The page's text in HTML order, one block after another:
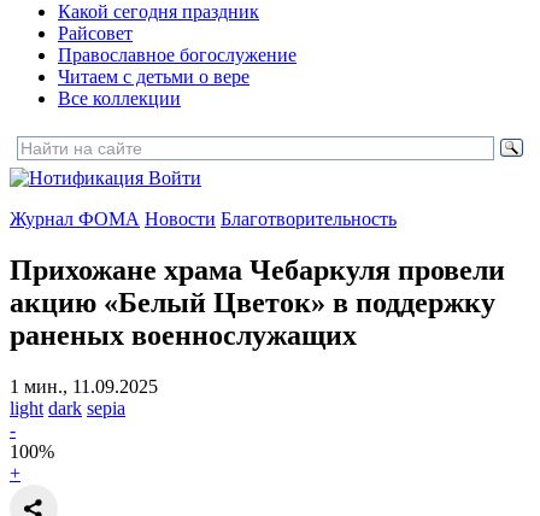
Какой сегодня праздник
Райсовет
Православное богослужение
Читаем с детьми о вере
Все коллекции
Войти
Журнал ФОМА Новости Благотворительность
Прихожане храма Чебаркуля провели
акцию «Белый Цветок» в поддержку
раненых военнослужащих
1 мин., 11.09.2025
light dark sepia
-
100%
+